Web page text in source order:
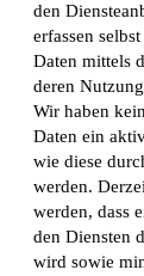
den
erfassen
Daten mittels
deren
Wir haben
Daten ein
wie diese
werden.
werden, dass
den Diensten
wird sowie